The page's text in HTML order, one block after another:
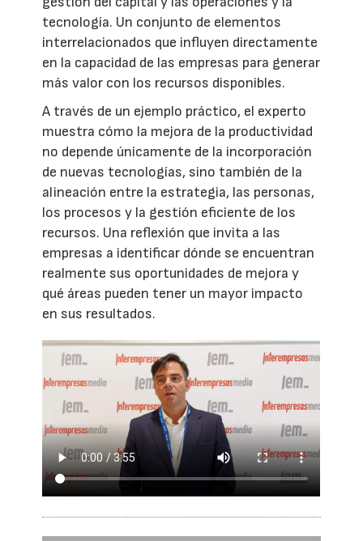
tecnología. Un conjunto de elementos
interrelacionados que influyen directamente
en la capacidad de las empresas para generar
más valor con los recursos disponibles.
A través de un ejemplo práctico, el experto
muestra cómo la mejora de la productividad
no depende únicamente de la incorporación
de nuevas tecnologías, sino también de la
alineación entre la estrategia, las personas,
los procesos y la gestión eficiente de los
recursos. Una reflexión que invita a las
empresas a identificar dónde se encuentran
realmente sus oportunidades de mejora y
qué áreas pueden tener un mayor impacto
en sus resultados.